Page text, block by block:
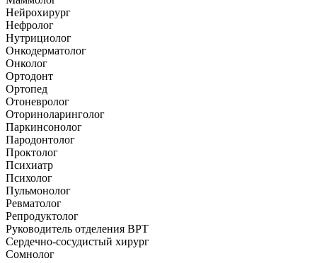
Нейрохирург
Нефролог
Нутрициолог
Онкодерматолог
Онколог
Ортодонт
Ортопед
Отоневролог
Оториноларинголог
Паркинсонолог
Пародонтолог
Проктолог
Психиатр
Психолог
Пульмонолог
Ревматолог
Репродуктолог
Руководитель отделения ВРТ
Сердечно-сосудистый хирург
Сомнолог